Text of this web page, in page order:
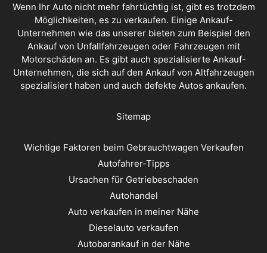
Wenn Ihr Auto nicht mehr fahrtüchtig ist, gibt es trotzdem
Möglichkeiten, es zu verkaufen. Einige Ankauf-
Unternehmen wie das unserer bieten zum Beispiel den
Ankauf von Unfallfahrzeugen oder Fahrzeugen mit
Motorschäden an. Es gibt auch spezialisierte Ankauf-
Unternehmen, die sich auf den Ankauf von Altfahrzeugen
spezialisiert haben und auch defekte Autos ankaufen.
Sitemap
Wichtige Faktoren beim Gebrauchtwagen Verkaufen
Autofahrer-Tipps
Ursachen für Getriebeschaden
Autohandel
Auto verkaufen in meiner Nähe
Dieselauto verkaufen
Autobarankauf in der Nähe